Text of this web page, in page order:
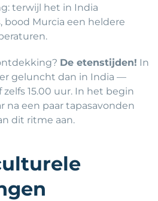
terwijl het in India
bood Murcia een heldere
De etenstijden! In
geluncht dan in India —
15.00 uur. In het begin
na een paar tapasavonden
dit ritme aan.